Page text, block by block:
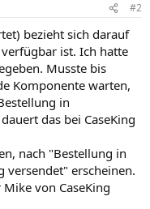
#2
bezieht sich darauf
ist. Ich hatte
Musste bis
Komponente warten,
in
das bei CaseKing
nach "Bestellung in
versendet" erscheinen.
von CaseKing